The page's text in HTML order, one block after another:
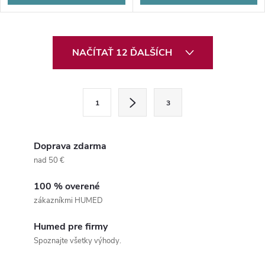
NAČÍTAŤ 12 ĎALŠÍCH
1 3
Doprava zdarma
nad 50 €
100 % overené
zákazníkmi HUMED
Humed pre firmy
Spoznajte všetky výhody.